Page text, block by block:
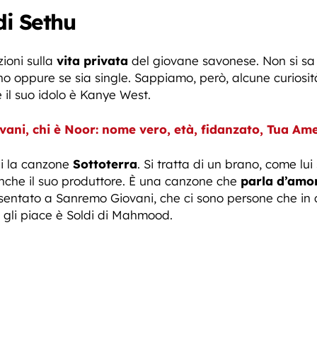
Sethu
sulla vita privata del giovane savonese. Non si
oppure se sia single. Sappiamo, però, alcune
suo idolo è Kanye West.
chi è Noor: nome vero, età, fidanzato, Tua
la canzone Sottoterra. Si tratta di un brano, come
il suo produttore. È una canzone che parla
a Sanremo Giovani, che ci sono persone che
piace è Soldi di Mahmood.